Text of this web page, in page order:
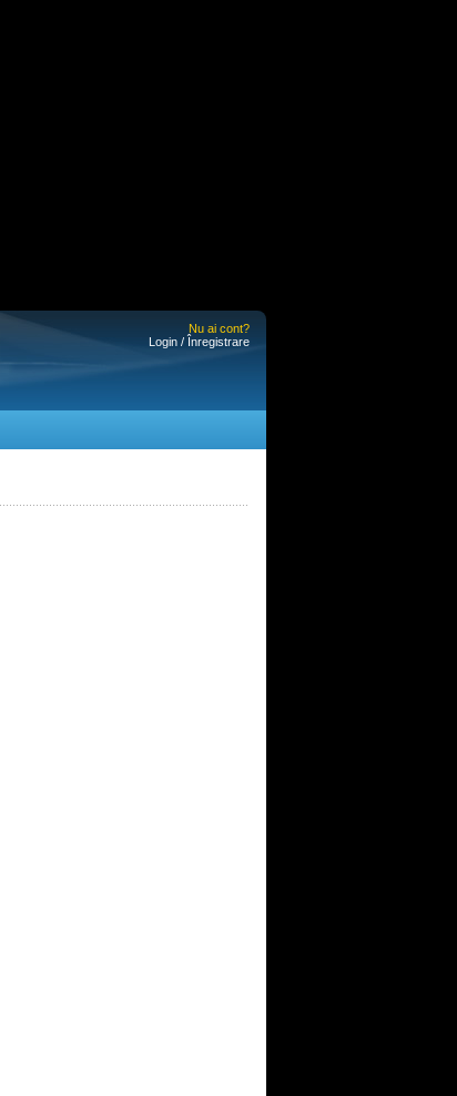
Nu ai cont?
Login / Înregistrare